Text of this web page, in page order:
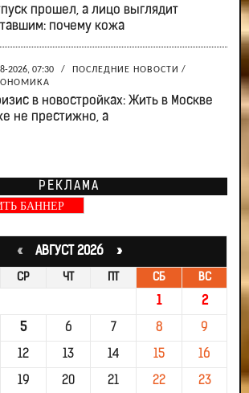
прошел, а лицо выглядит
почему кожа
2026, 07:30 / ПОСЛЕДНИЕ НОВОСТИ /
в новостройках: Жить в Москве
не престижно, а
РЕКЛАМА
БАННЕР
«АВГУСТ 2026 »
СР ЧТ ПТ СБ ВС
1 2
5 6 7 8 9
12 13 14 15 16
19 20 21 22 23